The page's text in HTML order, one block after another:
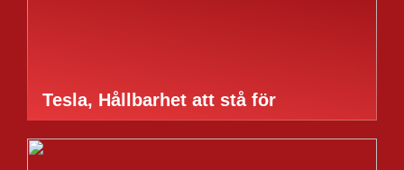
Tesla, Hållbarhet att stå för